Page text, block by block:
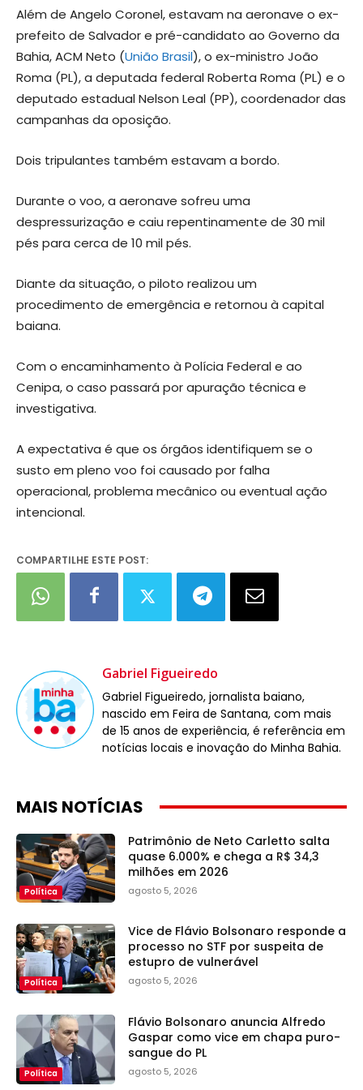
Além de Angelo Coronel, estavam na aeronave o ex-
prefeito de Salvador e pré-candidato ao Governo da
Bahia, ACM Neto (União Brasil), o ex-ministro João
Roma (PL), a deputada federal Roberta Roma (PL) e o
deputado estadual Nelson Leal (PP), coordenador das
campanhas da oposição.
Dois tripulantes também estavam a bordo.
Durante o voo, a aeronave sofreu uma
despressurização e caiu repentinamente de 30 mil
pés para cerca de 10 mil pés.
Diante da situação, o piloto realizou um
procedimento de emergência e retornou à capital
baiana.
Com o encaminhamento à Polícia Federal e ao
Cenipa, o caso passará por apuração técnica e
investigativa.
A expectativa é que os órgãos identifiquem se o
susto em pleno voo foi causado por falha
operacional, problema mecânico ou eventual ação
intencional.
COMPARTILHE ESTE POST:
Gabriel Figueiredo
Gabriel Figueiredo, jornalista baiano,
nascido em Feira de Santana, com mais
de 15 anos de experiência, é referência em
notícias locais e inovação do Minha Bahia.
MAIS NOTÍCIAS
Política
Patrimônio de Neto Carletto salta
quase 6.000% e chega a R$ 34,3
milhões em 2026
agosto 5, 2026
Política
Vice de Flávio Bolsonaro responde a
processo no STF por suspeita de
estupro de vulnerável
agosto 5, 2026
Política
Flávio Bolsonaro anuncia Alfredo
Gaspar como vice em chapa puro-
sangue do PL
agosto 5, 2026